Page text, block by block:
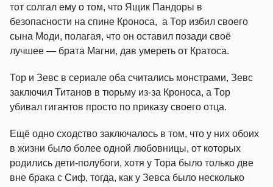
тот солгал ему о том, что Ящик Пандоры в
безопасности на спине Кроноса, а Тор избил своего
сына Моди, полагая, что он оставил позади своё
лучшее — брата Магни, дав умереть от Кратоса.
Тор и Зевс в сериале оба считались монстрами, Зевс
заключил Титанов в тюрьму из-за Кроноса, а Тор
убивал гигантов просто по приказу своего отца.
Ещё одно сходство заключалось в том, что у них обоих
в жизни было более одной любовницы, от которых
родились дети-полубоги, хотя у Тора было только две
вне брака с Сиф, тогда, как у Зевса было несколько